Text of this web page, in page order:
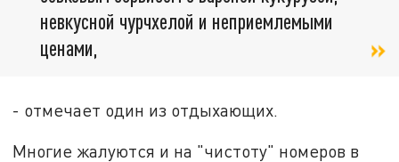
невкусной чурчхелой и неприемлемыми
ценами,
- отмечает один из отдыхающих.
Многие жалуются и на "чистоту" номеров в